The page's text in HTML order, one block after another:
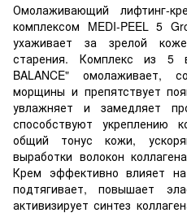
Омолаживающий лифтинг-
комплексом MEDI-PEEL 5
ухаживает за зрелой
старения. Комплекс из 5
BALANCE" омолаживает,
морщины и препятствует
увлажняет и замедляет
способствуют укреплению
общий тонус кожи,
выработки волокон
Крем эффективно влияет
подтягивает, повышает
активизирует синтез